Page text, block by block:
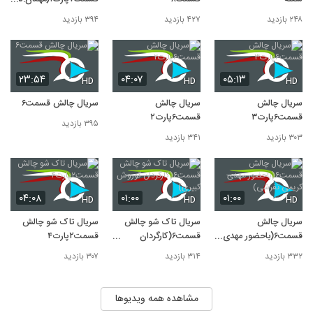
۲۴۸ بازدید ۴۲۷ بازدید
رام شکوهی)
۳۹۴ بازدید
۰۵:۱۳ HD
سریال چالش
قسمت۶پارت۳
۳۰۳ بازدید
۰۴:۰۷ HD
سریال چالش
قسمت۶پارت۲
۳۴۱ بازدید
۲۳:۵۴ HD
سریال چالش قسمت۶
۳۹۵ بازدید
۰۱:۰۰ HD
سریال چالش
قسمت۶(باحضور مهدی
کریمی تفرشی)
۳۳۲ بازدید
۰۱:۰۰ HD
سریال تاک شو چالش
قسمت۶(کارگردان
کوروش کبیری)
۳۱۴ بازدید
۰۴:۰۸ HD
سریال تاک شو چالش
قسمت۲پارت۴
۳۰۷ بازدید
مشاهده همه ویدیوها